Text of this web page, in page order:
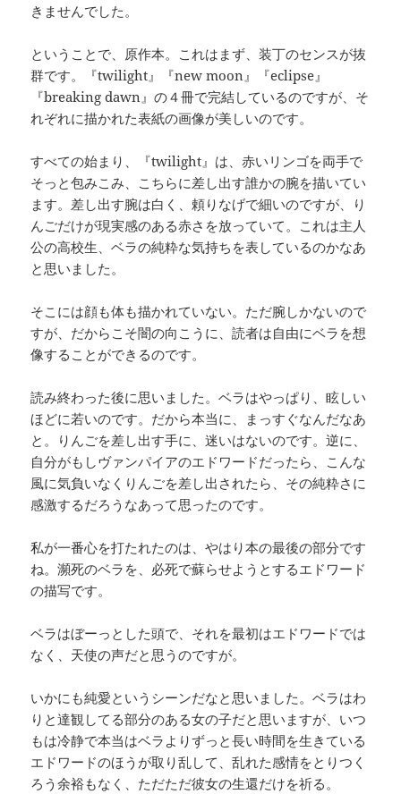
きませんでした。
ということで、原作本。これはまず、装丁のセンスが抜
群です。『twilight』『new moon』『eclipse』
『breaking dawn』の４冊で完結しているのですが、そ
れぞれに描かれた表紙の画像が美しいのです。
すべての始まり、『twilight』は、赤いリンゴを両手で
そっと包みこみ、こちらに差し出す誰かの腕を描いてい
ます。差し出す腕は白く、頼りなげで細いのですが、り
んごだけが現実感のある赤さを放っていて。これは主人
公の高校生、ベラの純粋な気持ちを表しているのかなあ
と思いました。
そこには顔も体も描かれていない。ただ腕しかないので
すが、だからこそ闇の向こうに、読者は自由にベラを想
像することができるのです。
読み終わった後に思いました。ベラはやっぱり、眩しい
ほどに若いのです。だから本当に、まっすぐなんだなあ
と。りんごを差し出す手に、迷いはないのです。逆に、
自分がもしヴァンパイアのエドワードだったら、こんな
風に気負いなくりんごを差し出されたら、その純粋さに
感激するだろうなあって思ったのです。
私が一番心を打たれたのは、やはり本の最後の部分です
ね。瀕死のベラを、必死で蘇らせようとするエドワード
の描写です。
ベラはぼーっとした頭で、それを最初はエドワードでは
なく、天使の声だと思うのですが。
いかにも純愛というシーンだなと思いました。ベラはわ
りと達観してる部分のある女の子だと思いますが、いつ
もは冷静で本当はベラよりずっと長い時間を生きている
エドワードのほうが取り乱して、乱れた感情をとりつく
ろう余裕もなく、ただただ彼女の生還だけを祈る。